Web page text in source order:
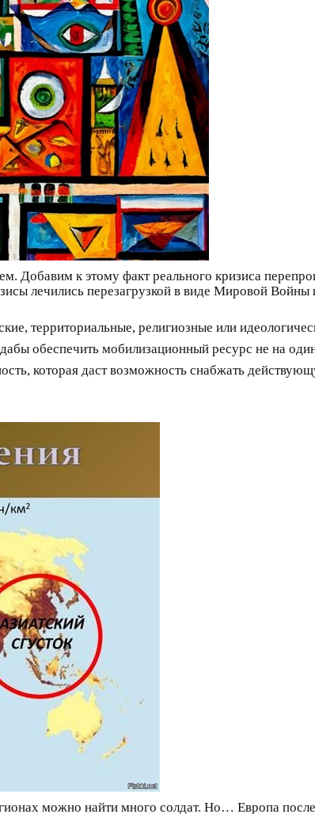
Добавим к этому факт реального кризиса
лечились перезагрузкой в виде Мировой
территориальные, религиозные или
обеспечить мобилизационный ресурс не на
которая даст возможность снабжать
можно найти много солдат. Но… Европа